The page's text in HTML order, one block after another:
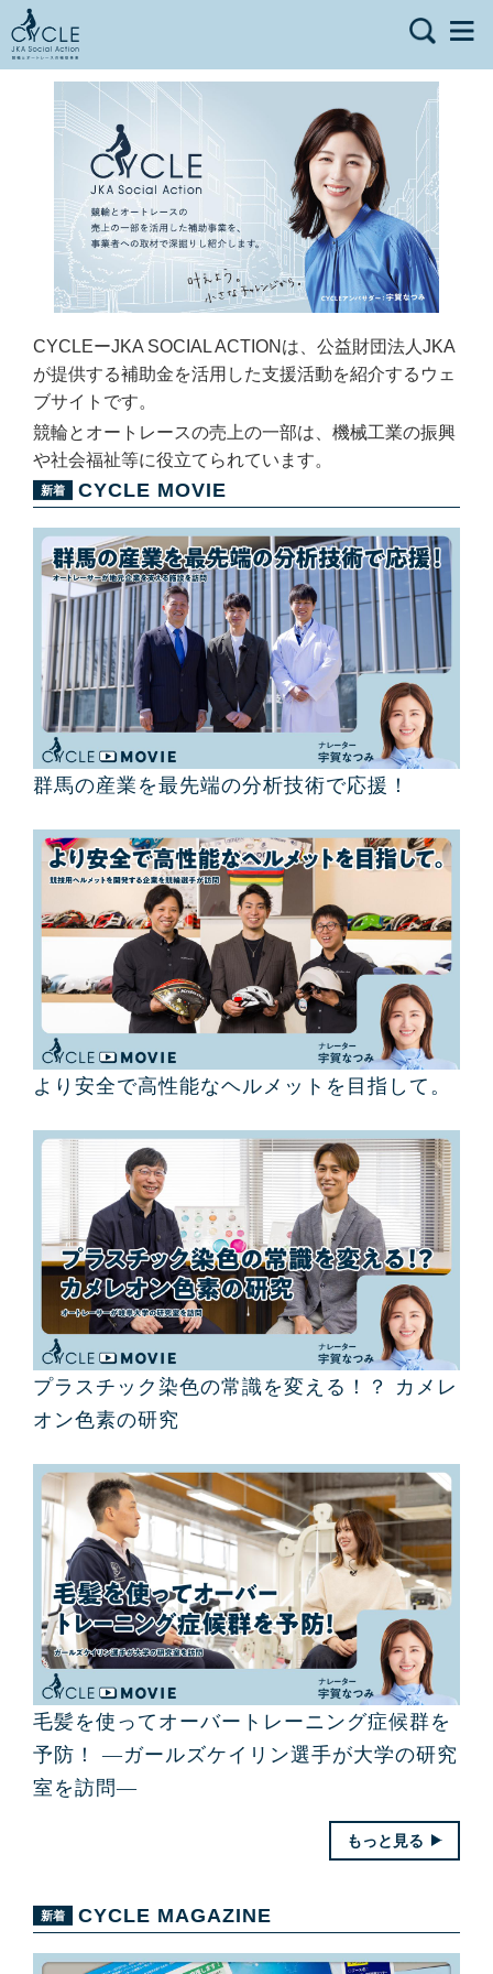
CYCLEーJKA SOCIAL ACTIONは、公益財団法人JKA
が提供する補助金を活用した支援活動を紹介するウェ
ブサイトです。
競輪とオートレースの売上の一部は、機械工業の振興
や社会福祉等に役立てられています。
CYCLE MOVIE
群馬の産業を最先端の分析技術で応援！
より安全で高性能なヘルメットを目指して。
プラスチック染色の常識を変える！？ カメレ
オン色素の研究
毛髪を使ってオーバートレーニング症候群を
予防！ ―ガールズケイリン選手が大学の研究
室を訪問―
もっと見る
CYCLE MAGAZINE